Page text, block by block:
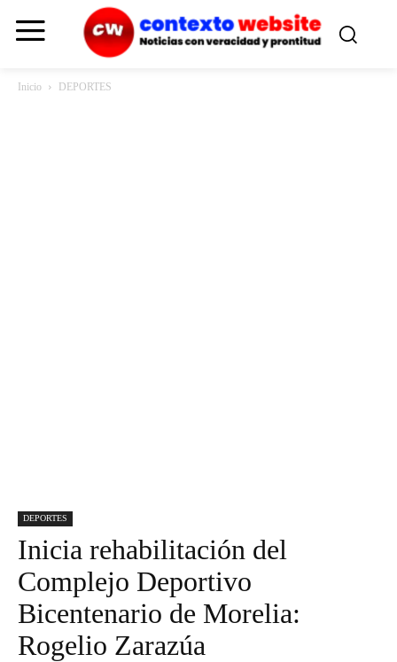
Inicio DEPORTES
DEPORTES
Inicia rehabilitación del
Complejo Deportivo
Bicentenario de Morelia:
Rogelio Zarazúa